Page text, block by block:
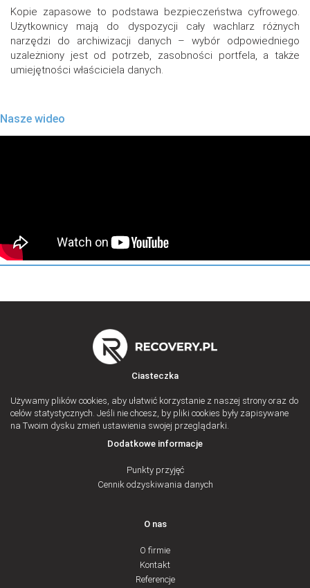
Kopie zapasowe to podstawa bezpieczeństwa cyfrowego.
Użytkownicy mają do dyspozycji cały wachlarz różnych
narzędzi do archiwizacji danych – wybór odpowiedniego
uzależniony jest od potrzeb, zasobności portfela, a także
umiejętności właściciela danych.
Nasze wideo
Ciasteczka
Używamy plików cookies, aby ułatwić korzystanie z naszej strony oraz do
celów statystycznych. Jeśli nie chcesz, by pliki cookies były zapisywane
na Twoim dysku zmień ustawienia swojej przeglądarki.
Dodatkowe informacje
Punkty przyjęć
Cennik odzyskiwania danych
O nas
O firmie
Kontakt
Referencje